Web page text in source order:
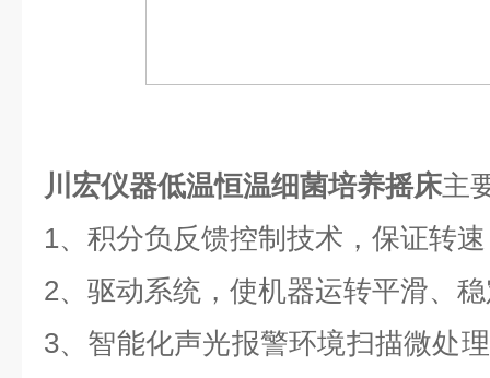
川宏仪器低温恒温细菌培养摇床主
1、积分负反馈控制技术，保证转
2、驱动系统，使机器运转平滑、
3、智能化声光报警环境扫描微处